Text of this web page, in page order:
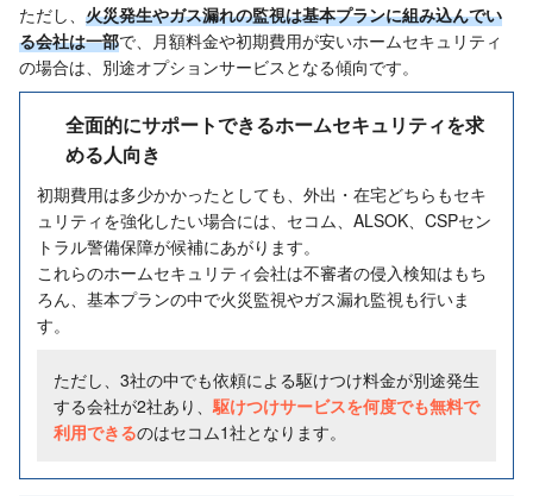
ただし、 火災発生やガス漏れの監視は基本プランに組み込んでい
る会社は一部で、月額料金や初期費用が安いホームセキュリティ
の場合は、別途オプションサービスとなる傾向です。
全面的にサポートできるホームセキュリティを求
める人向き
初期費用は多少かかったとしても、外出・在宅どちらもセキ
ュリティを強化したい場合には、セコム、ALSOK、CSPセン
トラル警備保障が候補にあがります。
これらのホームセキュリティ会社は不審者の侵入検知はもち
ろん、基本プランの中で火災監視やガス漏れ監視も行いま
す。
ただし、3社の中でも依頼による駆けつけ料金が別途発生
する会社が2社あり、 駆けつけサービスを何度でも無料で
利用できるのはセコム1社となります。